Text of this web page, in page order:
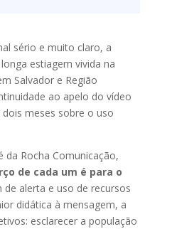
sério e muito claro, a
estiagem vivida na
Salvador e Região
ao apelo do vídeo
meses sobre o uso
da Rocha Comunicação,
de cada um é para o
de alerta e uso de recursos
didática à mensagem, a
esclarecer a população